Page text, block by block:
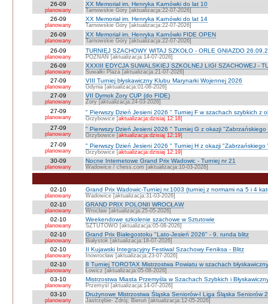
26-09
planowany
XX Memoriał im. Henryka Karnówki do lat 10
Tarnowskie Góry [aktualizacja:22-07-2026]
26-09
planowany
XX Memoriał im. Henryka Karnówki do lat 14
Tarnowskie Góry [aktualizacja:22-07-2026]
26-09
planowany
XX Memoriał im. Henryka Karnówki FIDE OPEN
Tarnowskie Góry [aktualizacja:22-07-2026]
26-09
planowany
TURNIEJ SZACHOWY WITAJ SZKOŁO - ORLE GNIAZDO
POZNAŃ [aktualizacja:14-07-2026]
26-09
planowany
XXXIII EDYCJA SUWALSKIEJ SZKOLNEJ LIGI SZACHOWEJ -
Suwałki Plaza [aktualizacja:21-07-2026]
27-09
planowany
VIII Turniej błyskawiczny Klubu Marynarki Wojennej 2026
Gdynia [aktualizacja:01-08-2026]
27-09
planowany
VII Dymok Żory CUP (do FIDE)
Żory [aktualizacja:24-03-2026]
27-09
planowany
" Pierwszy Dzień Jesieni 2026 " Turniej F w szachach szybkich z
Grzybowice [aktualizacja:dzisiaj 12:18]
27-09
planowany
" Pierwszy Dzień Jesieni 2026 " Turniej G z okazji "Zabrzańskiego
Grzybowice [aktualizacja:dzisiaj 12:19]
27-09
planowany
" Pierwszy Dzień Jesieni 2026 " Turniej H z okazji "Zabrzańskiego
Grzybowice [aktualizacja:dzisiaj 12:19]
30-09
planowany
Nocne Internetowe Grand Prix Wadowic - Turniej nr 21
Wadowice / chess.com [aktualizacja:10-03-2026]
02-10
planowany
Grand Prix Wadowic-Turniej nr.1003 (turniej z normami na 5 i 4
Wadowice [aktualizacja:31-03-2026]
02-10
planowany
GRAND PRIX POLONII WROCŁAW
Wrocław [aktualizacja:25-05-2026]
02-10
planowany
Weekendowe szkolenie szachowe w Sztutowie
SZTUTOWO [aktualizacja:05-08-2026]
02-10
planowany
Grand Prix Białegostoku "Lato-Jesień 2026" - 9. runda blitz
Białystok [aktualizacja:18-07-2026]
02-10
planowany
II Kujawski Integracyjny Festiwal Szachowy Feniksa - Blitz
Inowrocław [aktualizacja:23-07-2026]
02-10
planowany
8 Turniej TOROTAX Mistrzostwa Powiatu w szachach
Łowicz [aktualizacja:05-08-2026]
03-10
planowany
Mistrzostwa Miasta Przemyśla w Szachach Szybkich i
Przemyśl [aktualizacja:14-07-2026]
03-10
planowany
Drużynowe Mistrzostwa Śląska Seniorów-I Liga Śląska Seniorów
Jastrzębie- Zdrój; Bieruń [aktualizacja:12-05-2026]